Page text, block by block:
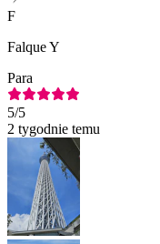
F
Falque Y
Para
5/5
2 tygodnie temu